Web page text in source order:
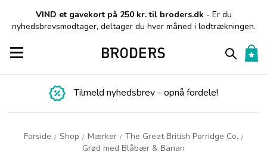
VIND et gavekort på 250 kr. til broders.dk - Er du
nyhedsbrevsmodtager, deltager du hver måned i lodtrækningen.
Toggle navigation
Tilmeld nyhedsbrev - opnå fordele!
Forside / Shop / Mærker / The Great British Porridge Co. /
Grød med Blåbær & Banan